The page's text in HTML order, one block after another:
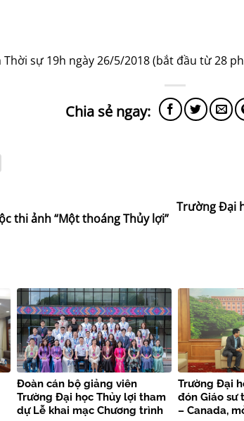
sự 19h ngày 26/5/2018 (bắt đầu từ 28
thi ảnh “Một thoáng Thủy lợi”
Trường Đại
Đoàn cán bộ giảng viên
Trường Đại học Thủy lợi tham
dự Lễ khai mạc Chương trình
Trường Đại
đón Giáo sư
– Canada,